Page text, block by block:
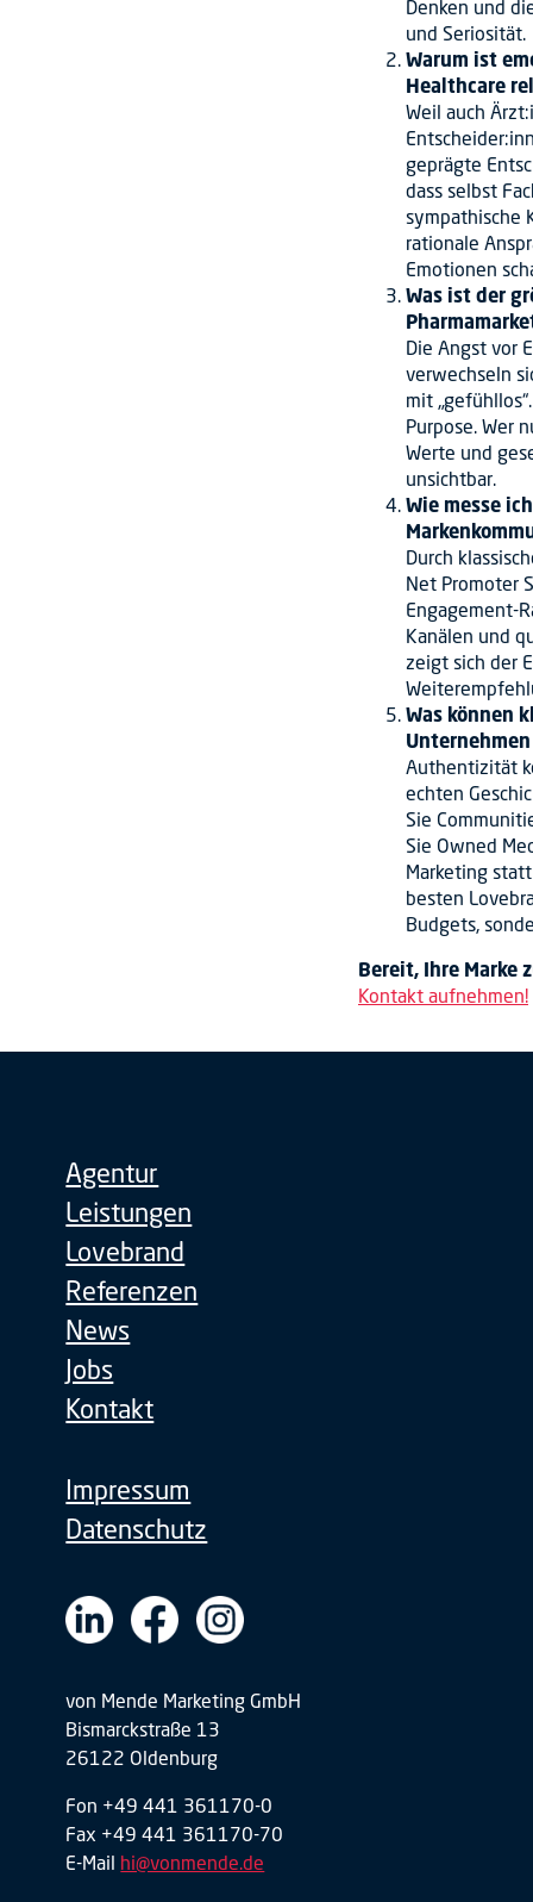
Denken und
und Seriosität.
Warum ist
Healthcare
Weil auch
geprägte
dass selbst
sympathische
rationale
Emotionen
Was ist der
Die Angst vor
verwechseln
mit
Purpose. Wer
Werte und
unsichtbar.
Wie messe
Durch
Net Promoter
Engagement-
Kanälen und
zeigt sich der
Was können
Authentizität
echten
Sie
Sie Owned
Marketing
besten
Budgets,
Bereit, Ihre Marke
Kontakt aufnehmen!
von Mende Marketing GmbH
Bismarckstraße 13
26122 Oldenburg
Fon +49 441 361170-0
Fax +49 441 361170-70
E-Mail hi@vonmende.de
Agentur
Leistungen
Lovebrand
Referenzen
News
Jobs
Kontakt
Impressum
Datenschutz